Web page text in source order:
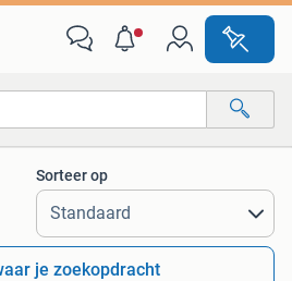
afstanden…
Sorteer op
je zoekopdracht